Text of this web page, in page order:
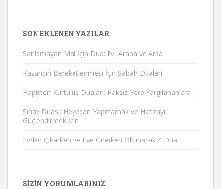
SON EKLENEN YAZILAR
Satılamayan Mal İçin Dua: Ev, Araba ve Arsa
Kazancın Bereketlenmesi İçin Sabah Duaları
Hapisten Kurtuluş Duaları: Haksız Yere Yargılananlara
Sınav Duası: Heyecan Yapmamak ve Hafızayı
Güçlendirmek İçin
Evden Çıkarken ve Eve Girerken Okunacak 4 Dua
SIZIN YORUMLARINIZ